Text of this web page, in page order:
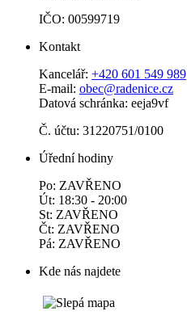
IČO: 00599719
Kontakt
Kancelář: +420 601 549 989
E-mail: obec@radenice.cz
Datová schránka: eeja9vf
Č. účtu: 31220751/0100
Úřední hodiny
Po: ZAVŘENO
Út: 18:30 - 20:00
St: ZAVŘENO
Čt: ZAVŘENO
Pá: ZAVŘENO
Kde nás najdete